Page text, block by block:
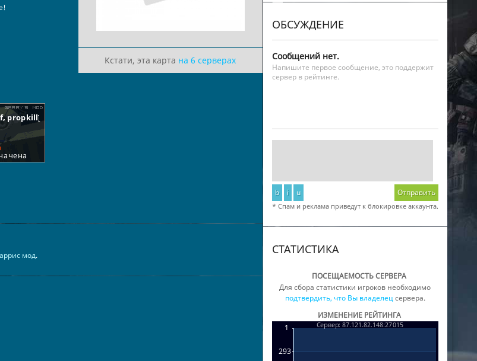
Кстати, эта карта на 6 серверах
мод.
ОБСУЖДЕНИЕ
Сообщений нет.
Напишите первое сообщение, это поддержит
сервер в рейтинге.
b i u Отправить
* Спам и реклама приведут к блокировке аккаунта.
СТАТИСТИКА
ПОСЕЩАЕМОСТЬ СЕРВЕРА
Для сбора статистики игроков необходимо
подтвердить, что Вы владелецсервера.
ИЗМЕНЕНИЕ РЕЙТИНГА